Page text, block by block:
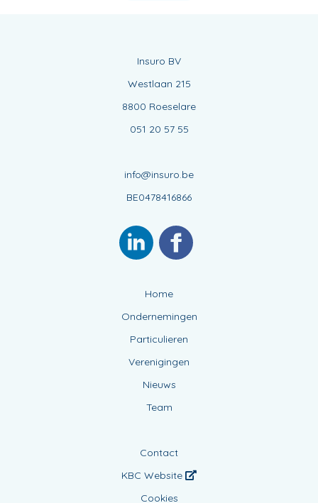
Insuro BV
Westlaan 215
8800 Roeselare
051 20 57 55
info@insuro.be
BE0478416866
Home
Ondernemingen
Particulieren
Verenigingen
Nieuws
Team
Contact
KBC Website
Cookies